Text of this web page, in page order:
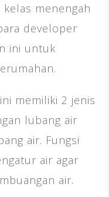
menengah
developer
ini untuk
memiliki 2 jenis
lubang air
air. Fungsi
air agar
air.